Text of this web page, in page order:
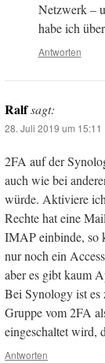
Netzwerk –
habe ich
Antworten
Ralfsagt:
28. Juli 2019 um 15:11
2FA auf der
auch wie bei
würde. Aktiviere
Rechte hat eine
IMAP einbinde, so
nur noch ein
aber es gibt kaum
Bei Synology ist
Gruppe vom 2FA
eingeschaltet wird,
Antworten